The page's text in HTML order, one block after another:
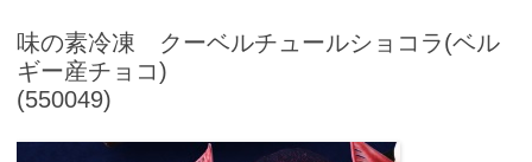
味の素冷凍 クーベルチュールショコラ(ベル
ギー産チョコ)
(550049)